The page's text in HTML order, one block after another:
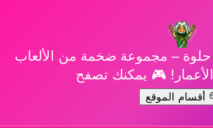
حلوة – مجموعة ضخمة من الألعاب
الأعمار! 🎮 يمكنك تصفح
أقسام الموقع